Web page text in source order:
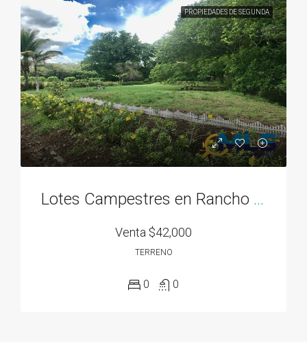
PROPIEDADES DE SEGUNDA
Lotes Campestres en Rancho Los Sueños desde 700M2, El Espave, Chame
Venta $42,000
TERRENO
0 0